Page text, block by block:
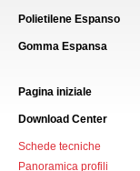
Polietilene Espanso
Gomma Espansa
Pagina iniziale
Download Center
Schede tecniche
Panoramica profili